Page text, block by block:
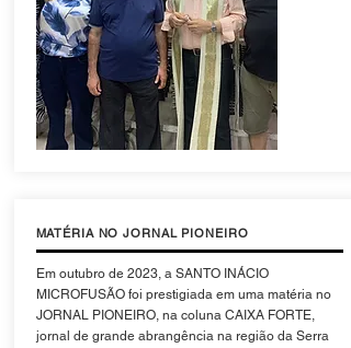
MATÉRIA NO JORNAL PIONEIRO
Em outubro de 2023, a SANTO INÁCIO
MICROFUSÃO foi prestigiada em uma matéria no
JORNAL PIONEIRO, na coluna CAIXA FORTE,
jornal de grande abrangência na região da Serra